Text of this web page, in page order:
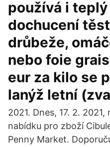
používá i teplý
dochucení
drůbeže,
nebo foie
eur za kilo se
lanýž letní
2021. Dnes, 17. 2.
nabídku pro zboží
Penny Market.